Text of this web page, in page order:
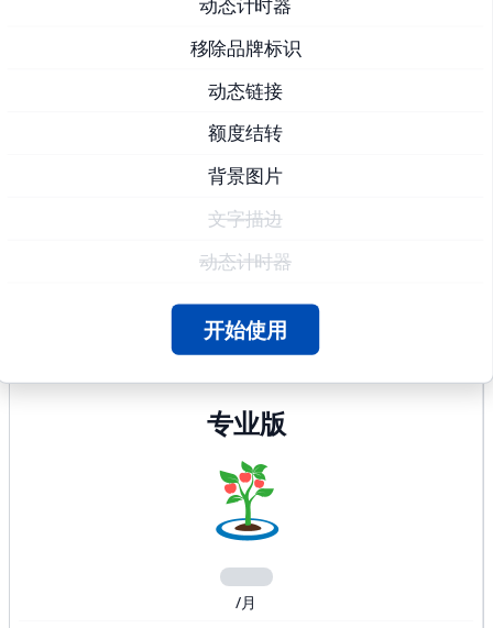
移除品牌标识
动态链接
额度结转
背景图片
文字描边
动态计时器
开始使用
专业版
/月